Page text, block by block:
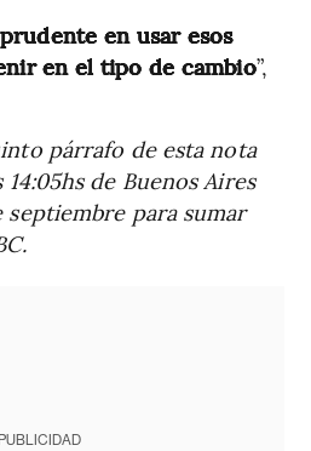
en usar esos
en el tipo de cambio”,
párrafo de esta nota
de Buenos Aires
para sumar